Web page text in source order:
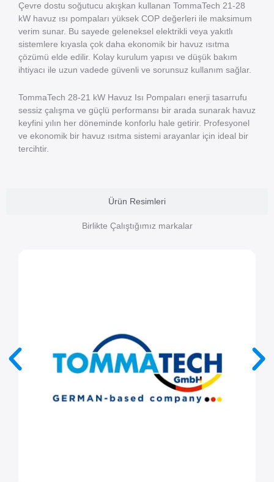
Ürün Resimleri
Çevre dostu soğutucu akışkan kullanan TommaTech 21-28
kW havuz ısı pompaları yüksek COP değerleri ile maksimum
verim sunar. Bu sayede geleneksel elektrikli veya yakıtlı
sistemlere kıyasla çok daha ekonomik bir havuz ısıtma
çözümü elde edilir. Kolay kurulum yapısı ve düşük bakım
ihtiyacı ile uzun vadede güvenli ve sorunsuz kullanım sağlar.
TommaTech 28-21 kW Havuz Isı Pompaları enerji tasarrufu
sessiz çalışma ve güçlü performansı bir arada sunarak havuz
keyfini yılın her döneminde konforlu hale getirir. Profesyonel
ve ekonomik bir havuz ısıtma sistemi arayanlar için ideal bir
tercihtir.
Birlikte Çalıştığımız markalar